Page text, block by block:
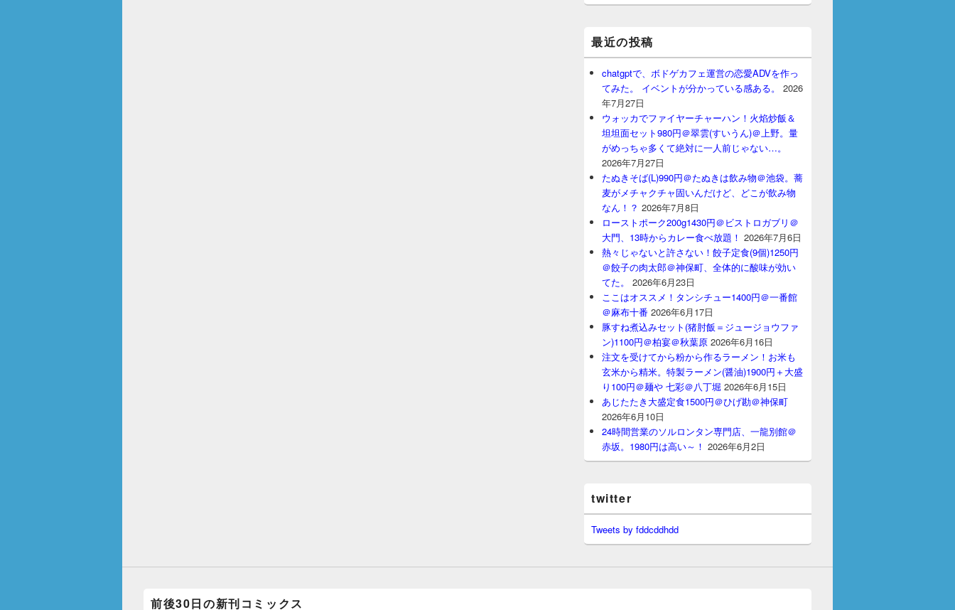
最近の投稿
chatgptで、ボドゲカフェ運営の恋愛ADVを作っ
てみた。 イベントが分かっている感ある。
2026
年7月27日
ウォッカでファイヤーチャーハン！火焰炒飯＆
坦坦面セット980円＠翠雲(すいうん)＠上野。量
がめっちゃ多くて絶対に一人前じゃない…。
2026年7月27日
たぬきそば(L)990円＠たぬきは飲み物＠池袋。蕎
麦がメチャクチャ固いんだけど、どこが飲み物
なん！？ 2026年7月8日
ローストポーク200g1430円＠ビストロガブリ＠
大門、13時からカレー食べ放題！ 2026年7月6日
熱々じゃないと許さない！餃子定食(9個)1250円
＠餃子の肉太郎＠神保町、全体的に酸味が効い
てた。
2026年6月23日
ここはオススメ！タンシチュー1400円＠一番館
＠麻布十番 2026年6月17日
豚すね煮込みセット(猪肘飯＝ジュージョウファ
ン)1100円＠柏宴＠秋葉原 2026年6月16日
注文を受けてから粉から作るラーメン！お米も
玄米から精米。特製ラーメン(醤油)1900円＋大盛
り100円＠麺や 七彩＠八丁堀 2026年6月15日
あじたたき大盛定食1500円＠ひげ勘＠神保町
2026年6月10日
24時間営業のソルロンタン専門店、一龍別館＠
赤坂。1980円は高い～！ 2026年6月2日
twitter
Tweets by fddcddhdd
前後30日の新刊コミックス